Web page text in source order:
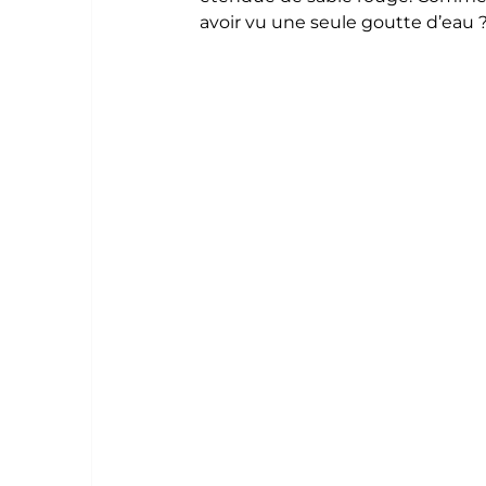
avoir vu une seule goutte d’eau